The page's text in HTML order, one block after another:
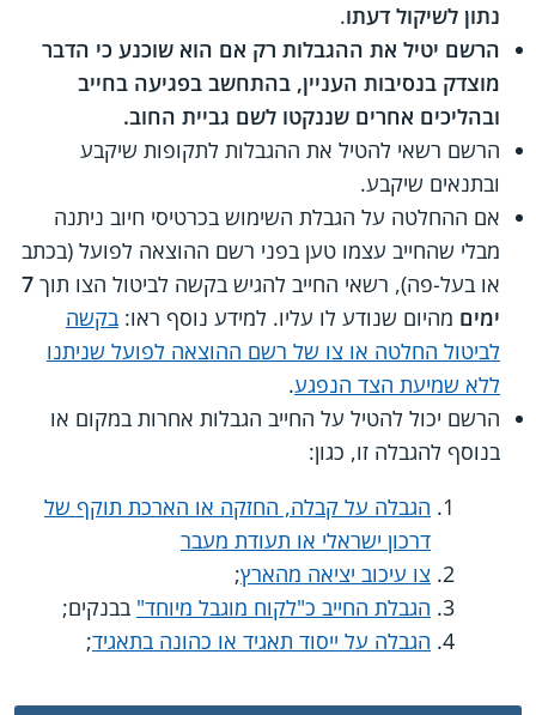
נתון לשיקול דעתו.
הרשם יטיל את ההגבלות רק אם הוא שוכנע כי הדבר
מוצדק בנסיבות העניין, בהתחשב בפגיעה בחייב
ובהליכים אחרים שננקטו לשם גביית החוב.
הרשם רשאי להטיל את ההגבלות לתקופות שיקבע
ובתנאים שיקבע.
אם ההחלטה על הגבלת השימוש בכרטיסי חיוב ניתנה
מבלי שהחייב עצמו טען בפני רשם ההוצאה לפועל (בכתב
או בעל-פה), רשאי החייב להגיש בקשה לביטול הצו תוך 7
ימים מהיום שנודע לו עליו. למידע נוסף ראו: בקשה
לביטול החלטה או צו של רשם ההוצאה לפועל שניתנו
ללא שמיעת הצד הנפגע.
הרשם יכול להטיל על החייב הגבלות אחרות במקום או
בנוסף להגבלה זו, כגון:
הגבלה על קבלה, החזקה או הארכת תוקף של
דרכון ישראלי או תעודת מעבר
צו עיכוב יציאה מהארץ;
הגבלת החייב כ"לקוח מוגבל מיוחד" בבנקים;
הגבלה על ייסוד תאגיד או כהונה בתאגיד;